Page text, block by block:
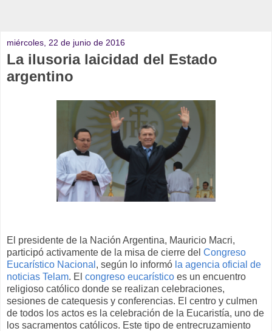
miércoles, 22 de junio de 2016
La ilusoria laicidad del Estado
argentino
El presidente de la Nación Argentina, Mauricio Macri,
participó activamente de la misa de cierre del Congreso
Eucarístico Nacional , según lo informó la agencia oficial de
noticias Telam. El congreso eucarístico es un encuentro
religioso católico donde se realizan celebraciones,
sesiones de catequesis y conferencias. El centro y culmen
de todos los actos es la celebración de la Eucaristía, uno de
los sacramentos católicos. Este tipo de entrecruzamiento